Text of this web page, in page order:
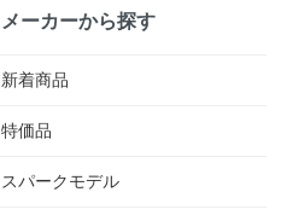
メーカーから探す
新着商品
特価品
スパークモデル